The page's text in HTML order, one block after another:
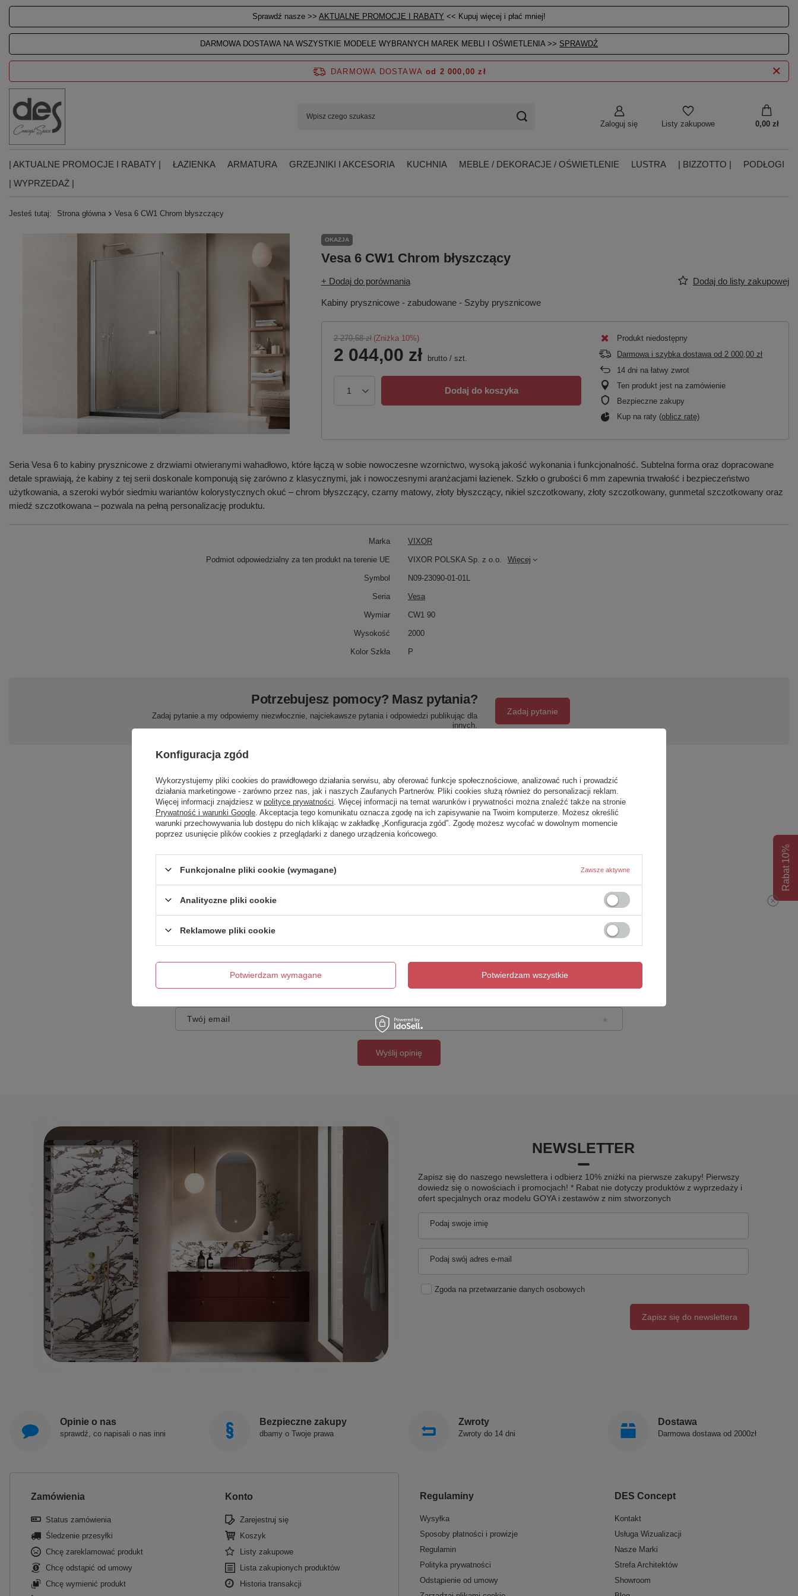
Sprawdź nasze >> AKTUALNE PROMOCJE I RABATY << Kupuj więcej i płać mniej!
DARMOWA DOSTAWA NA WSZYSTKIE MODELE WYBRANYCH MAREK MEBLI I OŚWIETLENIA >> SPRAWDŹ
Zaloguj się Listy zakupowe 0,00 zł
DARMOWA DOSTAWA od 2 000,00 zł
| AKTUALNE PROMOCJE I RABATY | ŁAZIENKA ARMATURA GRZEJNIKI I AKCESORIA KUCHNIA MEBLE / DEKORACJE / OŚWIETLENIE LUSTRA | BIZZOTTO |
PODŁOGI
| WYPRZEDAŻ |
Jesteś tutaj: Strona główna Vesa 6 CW1 Chrom błyszczący
OKAZJA
Vesa 6 CW1 Chrom błyszczący
+ Dodaj do porównania Dodaj do listy zakupowej
Kabiny prysznicowe - zabudowane - Szyby prysznicowe
2 270,58 zł (Zniżka 10%)
2 044,00 zł brutto/ szt.
Dodaj do koszyka
Produkt niedostępny
Darmowa i szybka dostawa od 2 000,00 zł
14 dni na łatwy zwrot
Ten produkt jest na zamówienie
Bezpieczne zakupy
Kup na raty (oblicz ratę)
Seria Vesa 6 to kabiny prysznicowe z drzwiami otwieranymi wahadłowo, które łączą w sobie nowoczesne wzornictwo, wysoką jakość wykonania i funkcjonalność. Subtelna forma oraz dopracowane
detale sprawiają, że kabiny z tej serii doskonale komponują się zarówno z klasycznymi, jak i nowoczesnymi aranżacjami łazienek. Szkło o grubości 6 mm zapewnia trwałość i bezpieczeństwo
użytkowania, a szeroki wybór siedmiu wariantów kolorystycznych okuć – chrom błyszczący, czarny matowy, złoty błyszczący, nikiel szczotkowany, złoty szczotkowany, gunmetal szczotkowany oraz
miedź szczotkowana – pozwala na pełną personalizację produktu.
Marka VIXOR
Podmiot odpowiedzialny za ten produkt na terenie UE VIXOR POLSKA Sp. z o.o. Więcej
Symbol N09-23090-01-01L
Seria Vesa
Wymiar CW1 90
Wysokość 2000
Kolor Szkła P
Potrzebujesz pomocy? Masz pytania?
Zadaj pytanie a my odpowiemy niezwłocznie, najciekawsze pytania i odpowiedzi publikując dla
innych.
Zadaj pytanie
Napisz swoją opinię
Twoja ocena:
5/5
Treść twojej opinii
Dodaj własne zdjęcie produktu:
Twoje imię
Twój email
Wyślij opinię
NEWSLETTER
Zapisz się do naszego newslettera i odbierz 10% zniżki na pierwsze zakupy! Pierwszy
dowiedz się o nowościach i promocjach! * Rabat nie dotyczy produktów z wyprzedaży i
ofert specjalnych oraz modelu GOYA i zestawów z nim stworzonych
Podaj swoje imię
Podaj swój adres e-mail
Zgoda na przetwarzanie danych osobowych
Zapisz się do newslettera
Opinie o nas
sprawdź, co napisali o nas inni
Bezpieczne zakupy
dbamy o Twoje prawa
Zwroty
Zwroty do 14 dni
Dostawa
Darmowa dostawa od 2000zł
Zamówienia
Status zamówienia
Śledzenie przesyłki
Chcę zareklamować produkt
Chcę odstąpić od umowy
Chcę wymienić produkt
Konto
Zarejestruj się
Koszyk
Listy zakupowe
Lista zakupionych produktów
Historia transakcji
Regulaminy
Wysyłka
Sposoby płatności i prowizje
Regulamin
Polityka prywatności
Odstąpienie od umowy
DES Concept
Kontakt
Usługa Wizualizacji
Nasze Marki
Strefa Architektów
Showroom
Rabat 10%
Konfiguracja zgód
Wykorzystujemy pliki cookies do prawidłowego działania serwisu, aby oferować funkcje społecznościowe, analizować ruch i prowadzić
działania marketingowe - zarówno przez nas, jak i naszych Zaufanych Partnerów. Pliki cookies służą również do personalizacji reklam.
Więcej informacji znajdziesz w polityce prywatności . Więcej informacji na temat warunków i prywatności można znaleźć także na stronie
Prywatność i warunki Google . Akceptacja tego komunikatu oznacza zgodę na ich zapisywanie na Twoim komputerze. Możesz określić
warunki przechowywania lub dostępu do nich klikając w zakładkę „Konfiguracja zgód”. Zgodę możesz wycofać w dowolnym momencie
poprzez usunięcie plików cookies z przeglądarki z danego urządzenia końcowego.
Funkcjonalne pliki cookie (wymagane) Zawsze aktywne
Analityczne pliki cookie
Reklamowe pliki cookie
Potwierdzam wymagane Potwierdzam wszystkie